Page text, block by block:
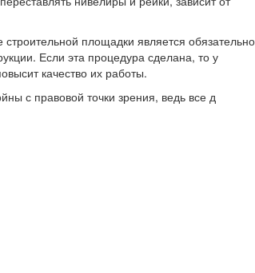
площадки является
Если эта процедура сделана, то у
качество их работы.
с правовой точки зрения, ведь все д